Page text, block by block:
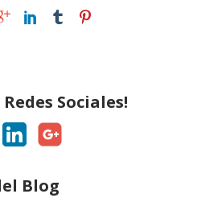
Sociales!
Blog